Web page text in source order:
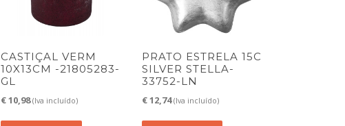
CASTIÇAL VERM
10X13CM -21805283-
GL
€10,98 (Iva incluído)
PRATO ESTRELA 15C
SILVER STELLA-
33752-LN
€12,74 (Iva incluído)